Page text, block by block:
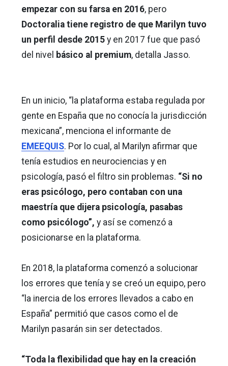
empezar con su farsa en 2016, pero
Doctoralia tiene registro de que Marilyn tuvo
un perfil desde 2015 y en 2017 fue que pasó
del nivel básico al premium, detalla Jasso.
En un inicio, “la plataforma estaba regulada por
gente en España que no conocía la jurisdicción
mexicana”, menciona el informante de
EMEEQUIS. Por lo cual, al Marilyn afirmar que
tenía estudios en neurociencias y en
psicología, pasó el filtro sin problemas. “Si no
eras psicólogo, pero contaban con una
maestría que dijera psicología, pasabas
como psicólogo”, y así se comenzó a
posicionarse en la plataforma.
En 2018, la plataforma comenzó a solucionar
los errores que tenía y se creó un equipo, pero
“la inercia de los errores llevados a cabo en
España” permitió que casos como el de
Marilyn pasarán sin ser detectados.
“Toda la flexibilidad que hay en la creación